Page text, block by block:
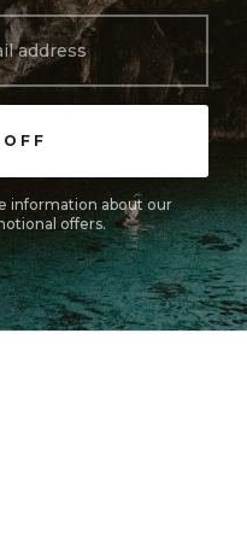
information about our
offers.